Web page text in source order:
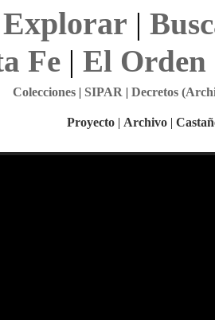
Explorar |
Fe| El Orden
Colecciones| SIPAR | Decretos
Proyecto | Archivo |